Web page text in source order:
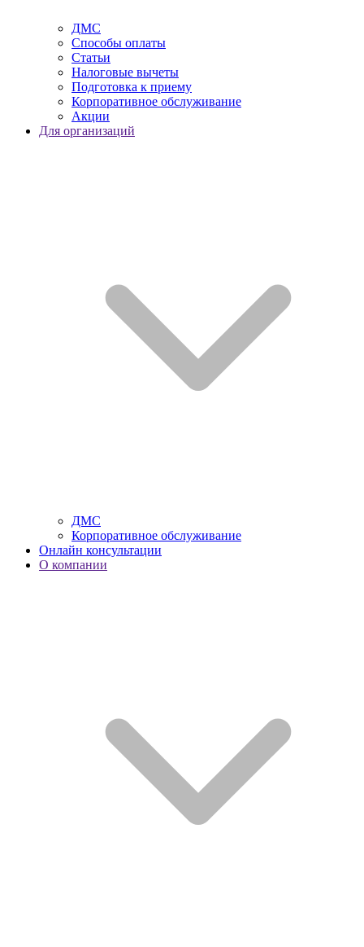
ДМС
Способы оплаты
Статьи
Налоговые вычеты
Подготовка к приему
Корпоративное обслуживание
Акции
Для организаций
ДМС
Корпоративное обслуживание
Онлайн консультации
О компании